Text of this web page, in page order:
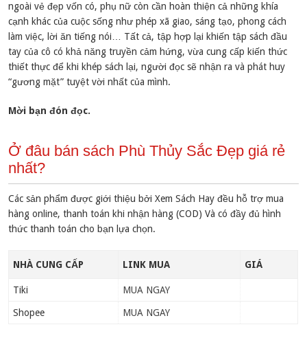
ngoài vẻ đẹp vốn có, phụ nữ còn cần hoàn thiện cả những khía
cạnh khác của cuộc sống như phép xã giao, sáng tạo, phong cách
làm việc, lời ăn tiếng nói… Tất cả, tập hợp lại khiến tập sách đầu
tay của cô có khả năng truyền cảm hứng, vừa cung cấp kiến thức
thiết thực để khi khép sách lại, người đọc sẽ nhận ra và phát huy
“gương mặt” tuyệt vời nhất của mình.
Mời bạn đón đọc.
Ở đâu bán sách Phù Thủy Sắc Đẹp giá rẻ
nhất?
Các sản phẩm được giới thiệu bởi Xem Sách Hay đều hỗ trợ mua
hàng online, thanh toán khi nhận hàng (COD) Và có đầy đủ hình
thức thanh toán cho bạn lựa chọn.
NHÀ CUNG CẤP LINK MUA GIÁ
Tiki MUA NGAY
Shopee MUA NGAY